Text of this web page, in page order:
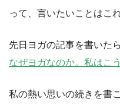
って、言いたいことはこ
先日ヨガの記事を書いた
なぜヨガなのか。私はこ
私の熱い思いの続きを書